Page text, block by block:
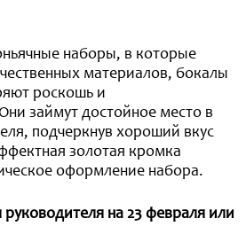
наборы, в которые
материалов, бокалы
роскошь и
займут достойное место в
подчеркнув хороший вкус
золотая кромка
оформление набора.
на 23 февраля или